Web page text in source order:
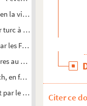
la ville de Commercy »
à Paris. 7 janvier
les François à
au sujet des affaires de
en forme de procès,
le testament d'Antoine-
Citer ce